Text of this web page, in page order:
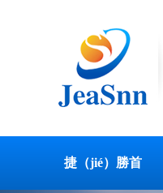
捷（jié）勝首